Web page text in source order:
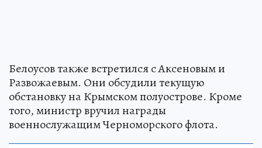
Белоусов также встретился с Аксеновым и
Развожаевым. Они обсудили текущую
обстановку на Крымском полуострове. Кроме
того, министр вручил награды
военнослужащим Черноморского флота.